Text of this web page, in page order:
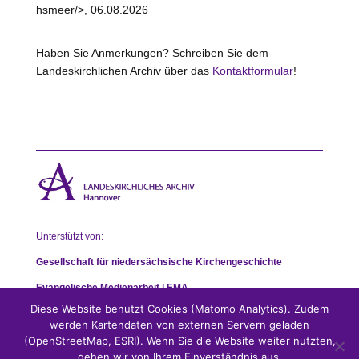
hsmeer/>, 06.08.2026
Haben Sie Anmerkungen? Schreiben Sie dem
Landeskirchlichen Archiv über das Kontaktformular!
Unterstützt von:
Gesellschaft für niedersächsische Kirchengeschichte
Evangelische Medienarbeit | EMA
Diese Website benutzt Cookies (Matomo Analytics). Zudem
werden Kartendaten von externen Servern geladen
(OpenStreetMap, ESRI). Wenn Sie die Website weiter nutzten,